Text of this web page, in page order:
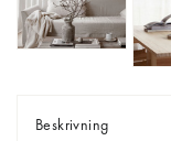
Beskrivning